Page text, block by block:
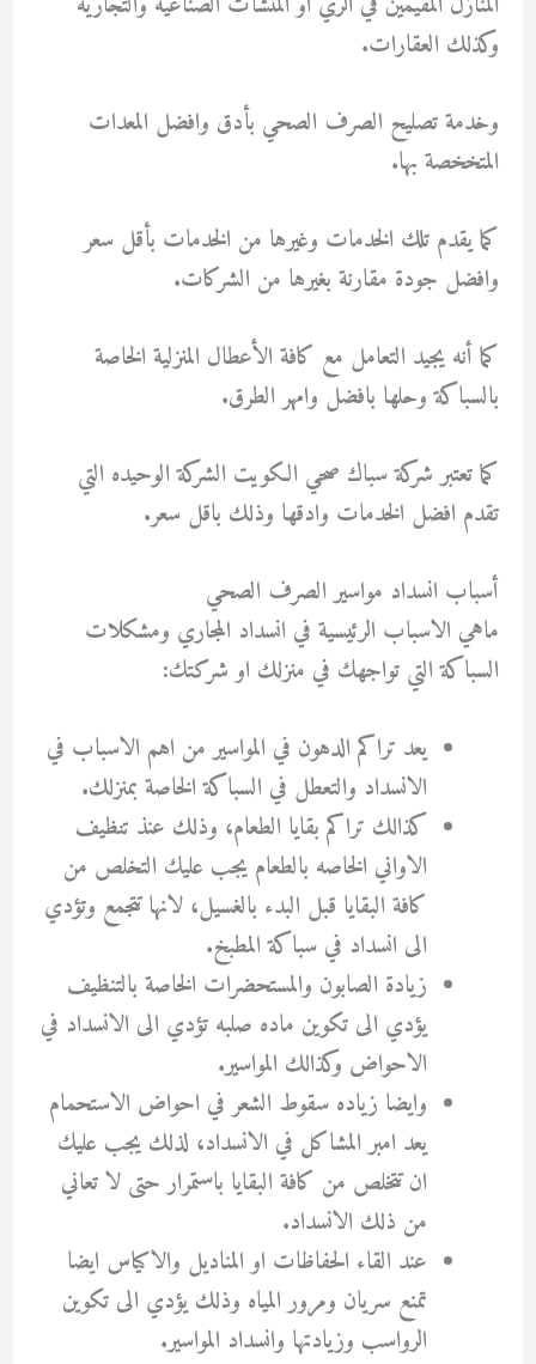
وكذلك العقارات.
وخدمة تصليح الصرف الصحي بأدق وافضل المعدات
المتخخصة بها.
كما يقدم تلك الخدمات وغيرها من الخدمات بأقل سعر
وافضل جودة مقارنة بغيرها من الشركات.
كما أنه يجيد التعامل مع كافة الأعطال المنزلية الخاصة
بالسباكة وحلها بافضل وامهر الطرق.
كما تعتبر شركة سباك صحي الكويت الشركة الوحيده التي
تقدم افضل الخدمات وادقها وذلك باقل سعر.
أسباب انسداد مواسير الصرف الصحي
ماهي الاسباب الرئيسية في انسداد المجاري ومشكلات
السباكة التي تواجهك في منزلك او شركتك:
يعد تراكم الدهون في المواسير من اهم الاسباب في
الانسداد والتعطل في السباكة الخاصة بمنزلك.
كذالك تراكم بقايا الطعام، وذلك عنذ تنظيف
الاواني الخاصه بالطعام يجب عليك التخلص من
كافة البقايا قبل البدء بالغسيل، لانها تتجمع وتؤدي
الى انسداد في سباكة المطبخ.
زيادة الصابون والمستحضرات الخاصة بالتنظيف
يؤدي الى تكوين ماده صلبه تؤدي الى الانسداد في
الاحواض وكذالك المواسير.
وايضا زياده سقوط الشعر في احواض الاستحمام
يعد امبر المشاكل في الانسداد، لذلك يجب عليك
ان تتخلص من كافة البقايا باستمرار حتى لا تعاني
من ذلك الانسداد.
عند القاء الحفاظات او المناديل والاكياس ايضا
تمنع سريان ومرور المياه وذلك يؤدي الى تكوين
الرواسب وزيادتها وانسداد المواسير.